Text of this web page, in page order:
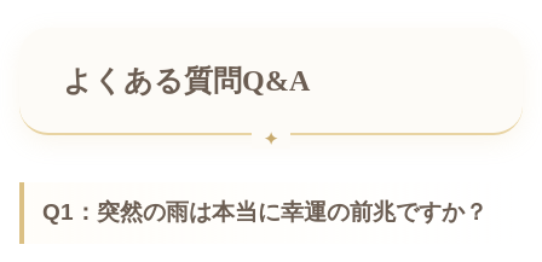
よくある質問Q&A
Q1：突然の雨は本当に幸運の前兆ですか？